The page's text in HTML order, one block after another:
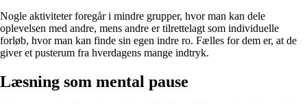
Nogle aktiviteter foregår i mindre grupper, hvor man kan dele
oplevelsen med andre, mens andre er tilrettelagt som individuelle
forløb, hvor man kan finde sin egen indre ro. Fælles for dem er, at de
giver et pusterum fra hverdagens mange indtryk.
Læsning som mental pause